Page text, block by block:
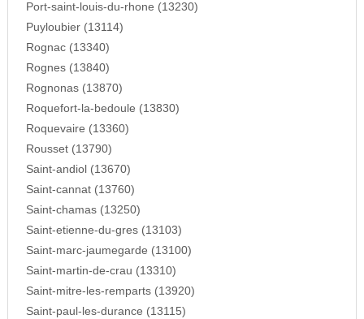
Port-saint-louis-du-rhone (13230)
Puyloubier (13114)
Rognac (13340)
Rognes (13840)
Rognonas (13870)
Roquefort-la-bedoule (13830)
Roquevaire (13360)
Rousset (13790)
Saint-andiol (13670)
Saint-cannat (13760)
Saint-chamas (13250)
Saint-etienne-du-gres (13103)
Saint-marc-jaumegarde (13100)
Saint-martin-de-crau (13310)
Saint-mitre-les-remparts (13920)
Saint-paul-les-durance (13115)